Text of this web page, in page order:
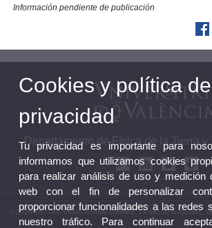
Información pendiente de publicación
Departamento de Física de la Tierra y
© 2026 UV. - Av. Vicent Andrés Estellés, 19 46100 Burjassot,
43 50
Cookies y política de
privacidad
Tu privacidad es importante para
informamos que utilizamos cookies
para realizar análisis de uso y medición
web con el fin de personalizar
proporcionar funcionalidades a las redes
nuestro tráfico. Para continuar